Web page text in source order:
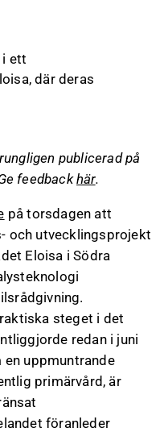
i ett
där deras
med digital
erbjuder gratis
och
betydelse förblir
omfattning
mångdubbla
avgörande om
liknande piloter till
offentlig hälso-
publicerad på
feedbackhär.
på torsdagen att
och utvecklingsprojekt
Eloisa i Södra
steget i det
redan i juni
uppmuntrande
primärvård, är
föranleder